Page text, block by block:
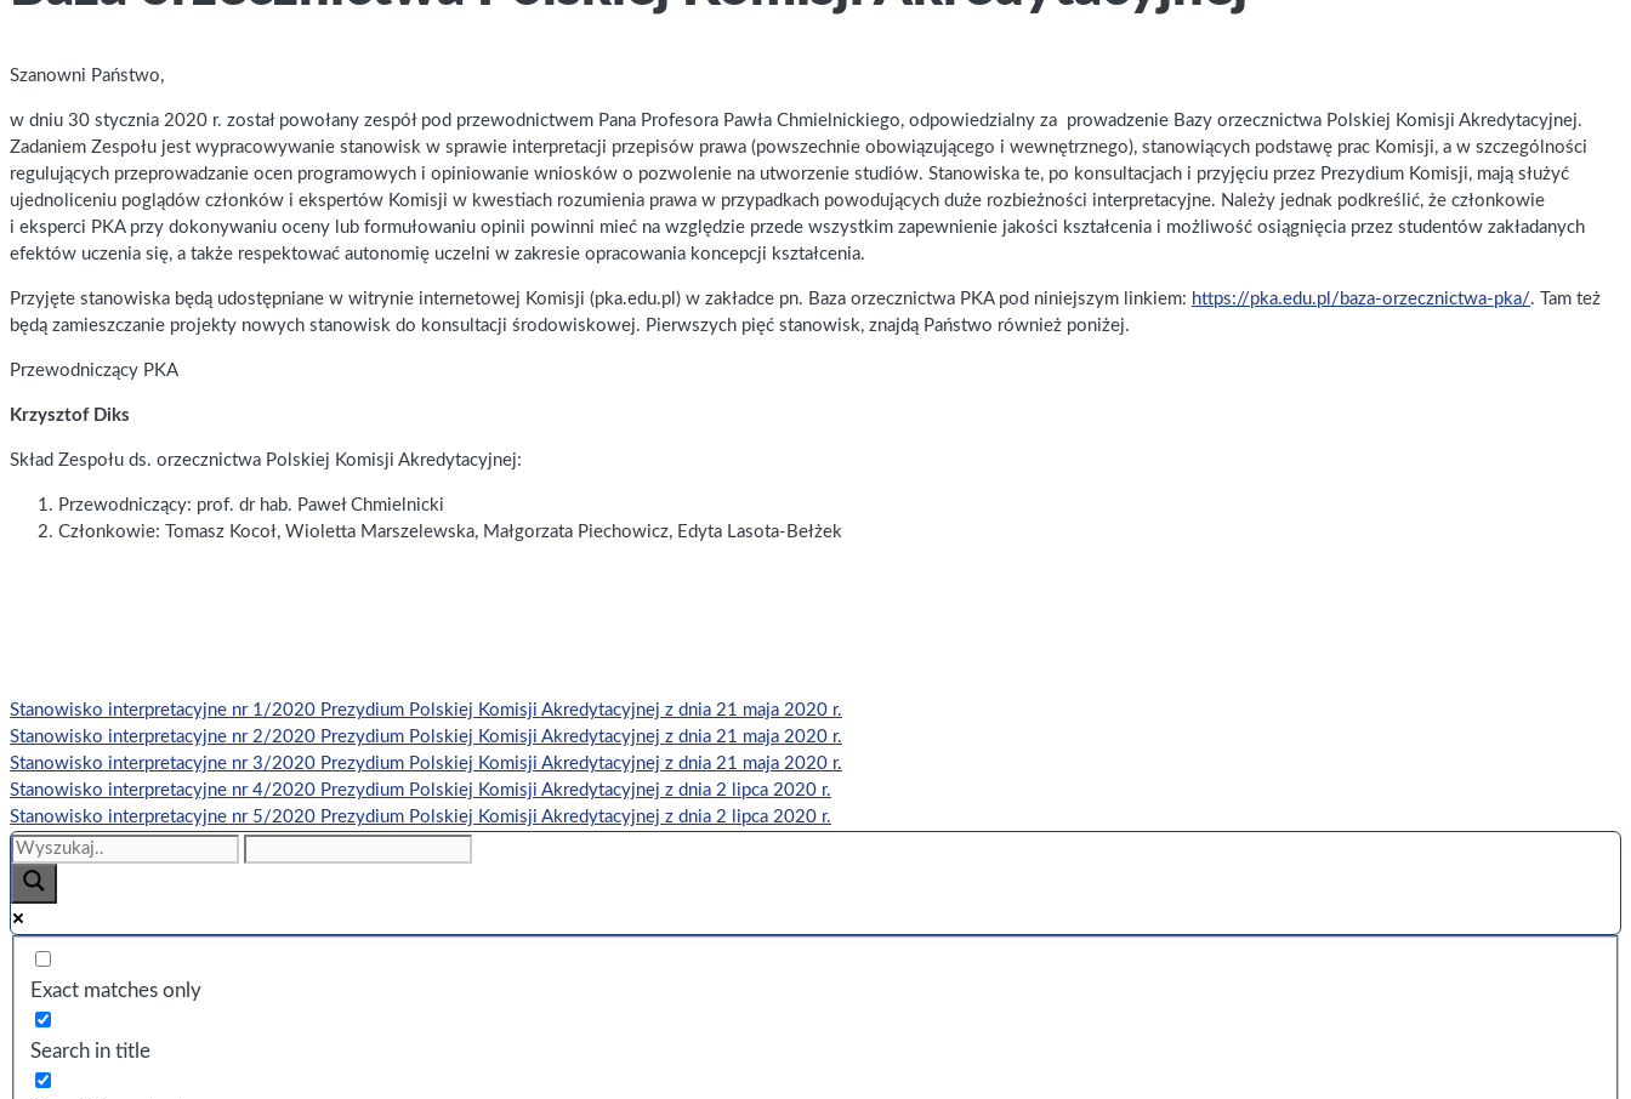
Szanowni Państwo,
w dniu 30 stycznia 2020 r. został powołany zespół pod przewodnictwem Pana Profesora Pawła Chmielnickiego, odpowiedzialny za prowadzenie Bazy orzecznictwa Polskiej Komisji Akredytacyjnej.
Zadaniem Zespołu jest wypracowywanie stanowisk w sprawie interpretacji przepisów prawa (powszechnie obowiązującego i wewnętrznego), stanowiących podstawę prac Komisji, a w szczególności
regulujących przeprowadzanie ocen programowych i opiniowanie wniosków o pozwolenie na utworzenie studiów. Stanowiska te, po konsultacjach i przyjęciu przez Prezydium Komisji, mają służyć
ujednoliceniu poglądów członków i ekspertów Komisji w kwestiach rozumienia prawa w przypadkach powodujących duże rozbieżności interpretacyjne. Należy jednak podkreślić, że członkowie
i eksperci PKA przy dokonywaniu oceny lub formułowaniu opinii powinni mieć na względzie przede wszystkim zapewnienie jakości kształcenia i możliwość osiągnięcia przez studentów zakładanych
efektów uczenia się, a także respektować autonomię uczelni w zakresie opracowania koncepcji kształcenia.
Przyjęte stanowiska będą udostępniane w witrynie internetowej Komisji (pka.edu.pl) w zakładce pn. Baza orzecznictwa PKA pod niniejszym linkiem: https://pka.edu.pl/baza-orzecznictwa-pka/. Tam też
będą zamieszczanie projekty nowych stanowisk do konsultacji środowiskowej. Pierwszych pięć stanowisk, znajdą Państwo również poniżej.
Przewodniczący PKA
Krzysztof Diks
Skład Zespołu ds. orzecznictwa Polskiej Komisji Akredytacyjnej:
Przewodniczący: prof. dr hab. Paweł Chmielnicki
Członkowie: Tomasz Kocoł, Wioletta Marszelewska, Małgorzata Piechowicz, Edyta Lasota-Bełżek
Stanowisko interpretacyjne nr 1/2020 Prezydium Polskiej Komisji Akredytacyjnej z dnia 21 maja 2020 r.
Stanowisko interpretacyjne nr 2/2020 Prezydium Polskiej Komisji Akredytacyjnej z dnia 21 maja 2020 r.
Stanowisko interpretacyjne nr 3/2020 Prezydium Polskiej Komisji Akredytacyjnej z dnia 21 maja 2020 r.
Stanowisko interpretacyjne nr 4/2020 Prezydium Polskiej Komisji Akredytacyjnej z dnia 2 lipca 2020 r.
Stanowisko interpretacyjne nr 5/2020 Prezydium Polskiej Komisji Akredytacyjnej z dnia 2 lipca 2020 r.
Exact matches only
Search in title